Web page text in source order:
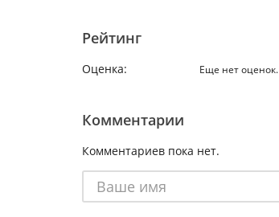
Рейтинг
Оценка: Еще нет оценок.
Комментарии
Комментариев пока нет.